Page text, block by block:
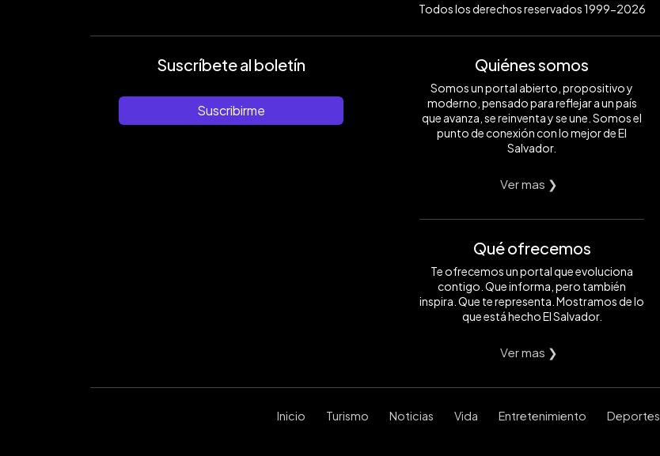
Todos los derechos reservados 1999-2026
Suscríbete al boletín
Suscribirme
Quiénes somos
Somos un portal abierto, propositivo y
moderno, pensado para reflejar a un país
que avanza, se reinventa y se une. Somos el
punto de conexión con lo mejor de El
Salvador.
Ver mas ❯
Qué ofrecemos
Te ofrecemos un portal que evoluciona
contigo. Que informa, pero también
inspira. Que te representa. Mostramos de lo
que está hecho El Salvador.
Ver mas ❯
Inicio Turismo Noticias Vida Entretenimiento Deportes